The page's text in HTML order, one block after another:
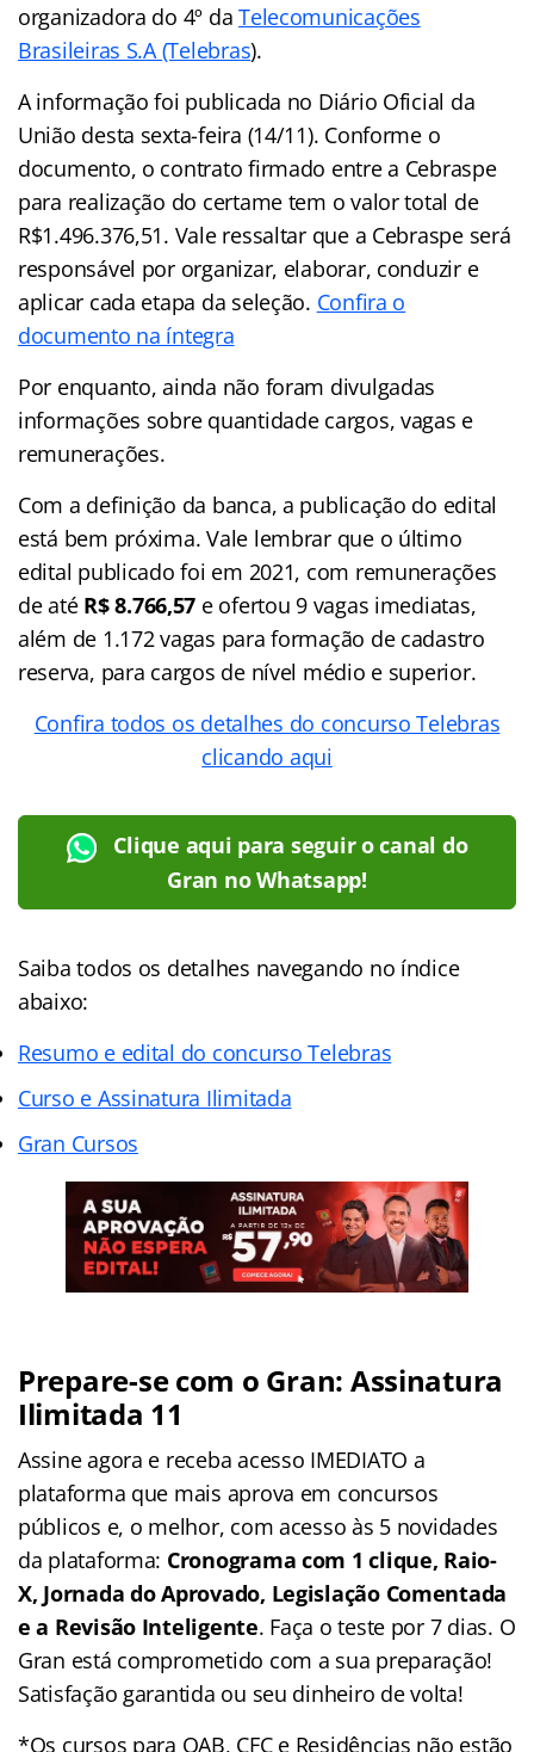
organizadora do 4º daTelecomunicações
Brasileiras S.A (Telebras).
A informação foi publicada no Diário Oficial da
União desta sexta-feira (14/11). Conforme o
documento, o contrato firmado entre a Cebraspe
para realização do certame tem o valor total de
R$1.496.376,51. Vale ressaltar que a Cebraspe será
responsável por organizar, elaborar, conduzir e
aplicar cada etapa da seleção. Confira o
documento na íntegra
Por enquanto, ainda não foram divulgadas
informações sobre quantidade cargos, vagas e
remunerações.
Com a definição da banca, a publicação do edital
está bem próxima. Vale lembrar que o último
edital publicado foi em 2021, com remunerações
de atéR$ 8.766,57 e ofertou 9 vagas imediatas,
além de 1.172 vagas para formação de cadastro
reserva, para cargos de nível médio e superior.
Confira todos os detalhes do concurso Telebras
clicando aqui
Clique aqui para seguir o canal do
Gran no Whatsapp!
Saiba todos os detalhes navegando no índice
abaixo:
Resumo e edital do concurso Telebras
Curso e Assinatura Ilimitada
Gran Cursos
Prepare-se com o Gran: Assinatura
Ilimitada 11
Assine agora e receba acesso IMEDIATO a
plataforma que mais aprova em concursos
públicos e, o melhor, com acesso às 5 novidades
da plataforma: Cronograma com 1 clique, Raio-
X, Jornada do Aprovado, Legislação Comentada
e a Revisão Inteligente. Faça o teste por 7 dias. O
Gran está comprometido com a sua preparação!
Satisfação garantida ou seu dinheiro de volta!
*Os cursos para OAB, CFC e Residências não estão